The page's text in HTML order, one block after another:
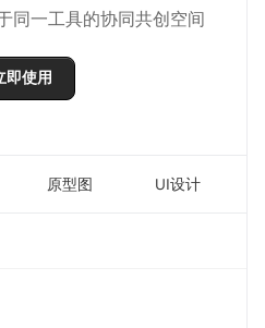
同一工具的协同共创空间
即使用
原型图 UI设计